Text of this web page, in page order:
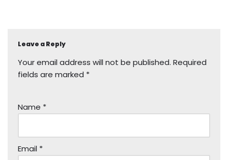
Leave a Reply
Your email address will not be published. Required
fields are marked *
Name *
Email *